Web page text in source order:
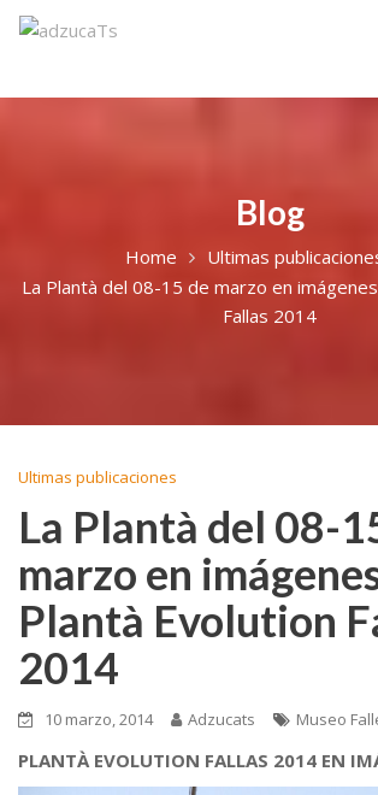
Blog
Home
Ultimas
La Plantà del 08-15 de marzo en
Fallas 2014
Ultimas publicaciones
La Plantà del 08-
marzo en
Plantà Evolution
2014
10 marzo, 2014 Adzucats Museo
PLANTÀ EVOLUTION FALLAS 2014 EN